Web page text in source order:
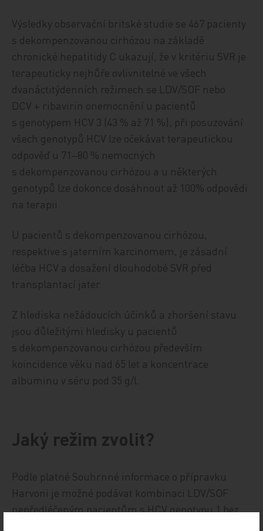
Výsledky observační britské studie se 467 pacienty
s dekompenzovanou cirhózou na základě
chronické hepatitidy C ukazují, že v kritériu SVR je
terapeuticky nejhůře ovlivnitelné ve všech
dvanáctitýdenních režimech se LDV/SOF nebo
DCV + ribavirin onemocnění u pacientů
s genotypem HCV 3 (43 % až 71 %); při posuzování
všech genotypů HCV lze očekávat terapeutickou
odpověď u 71–80 % nemocných
s dekompenzovanou cirhózou a u některých
genotypů lze dokonce dosáhnout až 100% odpovědi
na terapii.
U pacientů s dekompenzovanou cirhózou,
respektive s jaterním karcinomem, je zásadní
léčba HCV a dosažení dlouhodobé SVR před
transplantací jater.
Z hlediska nežádoucích účinků a zhoršení stavu
jsou důležitými hledisky u pacientů
s dekompenzovanou cirhózou především
koincidence věku nad 65 let a koncentrace
albuminu v séru pod 35 g/l.
Jaký režim zvolit?
Podle platné Souhrnné informace o přípravku
Harvoni je možné podávat kombinaci LDV/SOF
nepředléčeným pacientům s HCV genotypu 1 bez